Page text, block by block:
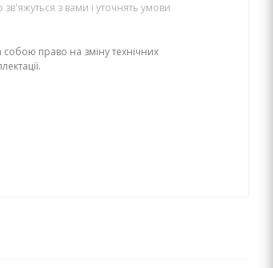
з вами і уточнять умови
право на зміну технічних